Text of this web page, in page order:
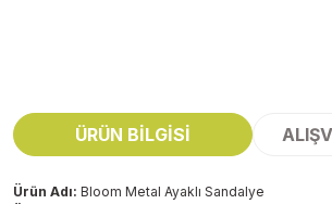
ÜRÜN BILGISI
Ürün Adı: Bloom Metal Ayaklı Sandalye